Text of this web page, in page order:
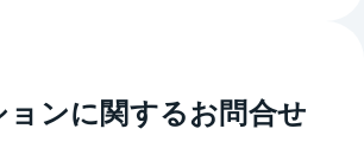
ンに関するお問合せ